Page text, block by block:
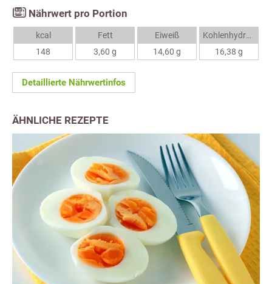
Nährwert pro Portion
kcal
148
Fett
3,60 g
Eiweiß
14,60 g
Kohlenhydrate
16,38 g
Detaillierte Nährwertinfos
ÄHNLICHE REZEPTE